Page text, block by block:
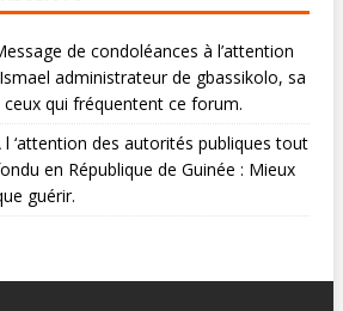
de condoléances à l’attention
administrateur de gbassikolo, sa
qui fréquentent ce forum.
l ‘attention des autorités publiques tout
en République de Guinée : Mieux
guérir.